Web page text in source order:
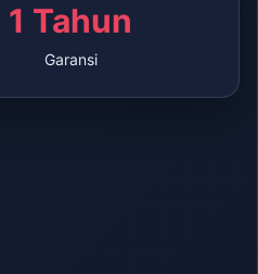
1 Tahun
Garansi